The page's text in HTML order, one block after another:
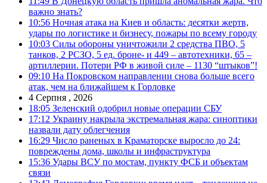
важно знать?
10:56 Ночная атака на Киев и область: десятки жертв,
удары по логистике и бизнесу, пожары по всему городу
10:03 Силы обороны уничтожили 2 средства ПВО, 5
танков, 2 РСЗО, 5 ед. броне- и 449 – автотехники, 65 –
артиллерии. Потери РФ в живой силе – 1130 “штыков”!
09:10 На Покровском направлении снова больше всего
атак, чем на ближайшем к Горловке
4 Серпня , 2026
18:05 Зеленский одобрил новые операции СБУ
17:12 Украину накрыла экстремальная жара: синоптики
назвали дату облегчения
16:29 Число раненых в Краматорске выросло до 24:
повреждены дома, школы и инфраструктура
15:36 Удары ВСУ по мостам, пункту ФСБ и объектам
связи